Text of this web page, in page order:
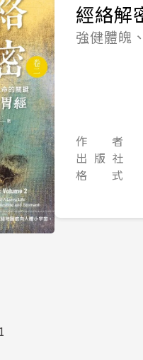
經絡解
強健體魄
作 者
出 版 社
格 式